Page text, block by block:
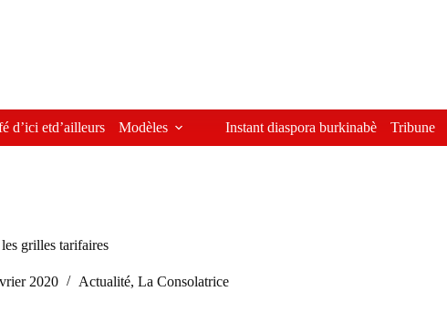
d’ici etd’ailleurs Modèles Instant diaspora burkinabè Tribune
grilles tarifaires
2020 Actualité, La Consolatrice